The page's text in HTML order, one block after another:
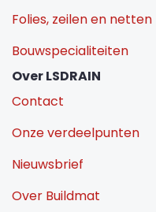
Folies, zeilen en netten
Bouwspecialiteiten
Over LSDRAIN
Contact
Onze verdeelpunten
Nieuwsbrief
Over Buildmat